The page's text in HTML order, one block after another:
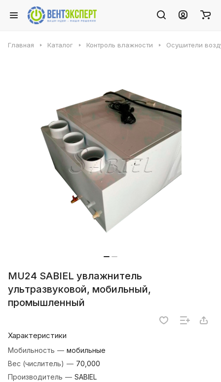
Главная Каталог Контроль влажности Осушители
MU24 SABIEL увлажнитель
ультразвуковой, мобильный,
промышленный
Характеристики
Мобильность — мобильные
Вес (числитель) — 70,000
Производитель — SABIEL